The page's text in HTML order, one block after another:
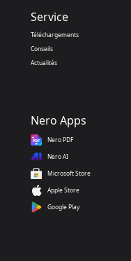
Service
Téléchargements
Conseils
Actualités
Nero Apps
Nero PDF
Nero AI
Microsoft Store
Apple Store
Google Play